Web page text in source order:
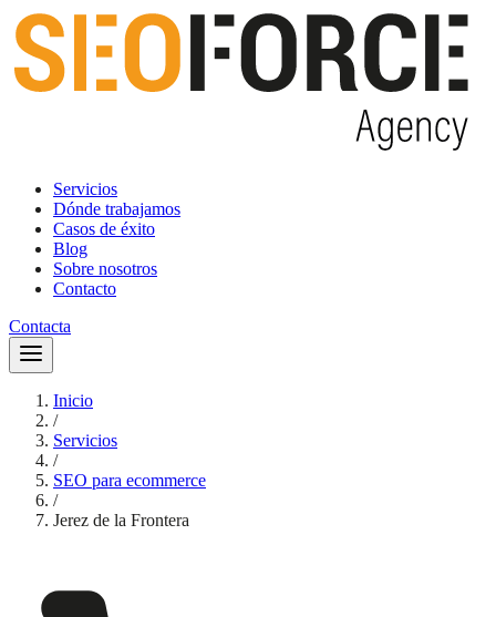
Servicios
Dónde trabajamos
Casos de éxito
Blog
Sobre nosotros
Contacto
Contacta
Inicio
/
Servicios
/
SEO para ecommerce
/
Jerez de la Frontera